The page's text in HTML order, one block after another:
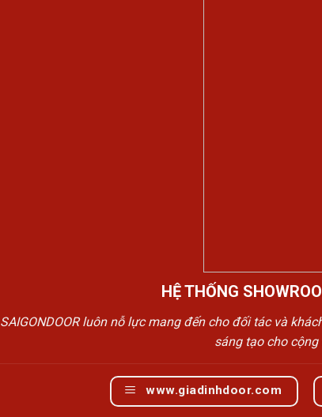
HỆ THỐNG
SAIGONDOOR luôn nỗ lực mang đến cho đối tác và
sáng tạo cho
www.giadinhdoor.com